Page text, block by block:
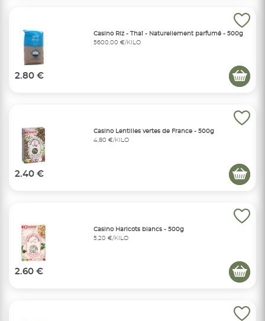
Casino Riz - Thaï - Naturellement parfumé - 500g
5600,00 €/KILO
2.80 €
Casino Lentilles vertes de France - 500g
4,80 €/KILO
2.40 €
Casino Haricots blancs - 500g
5,20 €/KILO
2.60 €